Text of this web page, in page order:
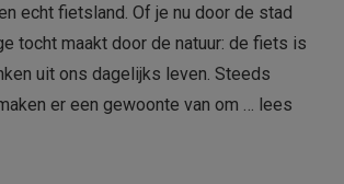
echt fietsland. Of je nu door de stad
tocht maakt door de natuur: de fiets is
uit ons dagelijks leven. Steeds
er een gewoonte van om … lees